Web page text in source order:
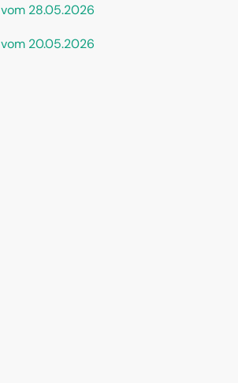
28.05.2026
20.05.2026